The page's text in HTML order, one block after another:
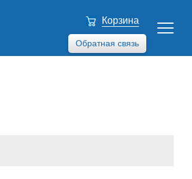
Обратная связь
Корзина